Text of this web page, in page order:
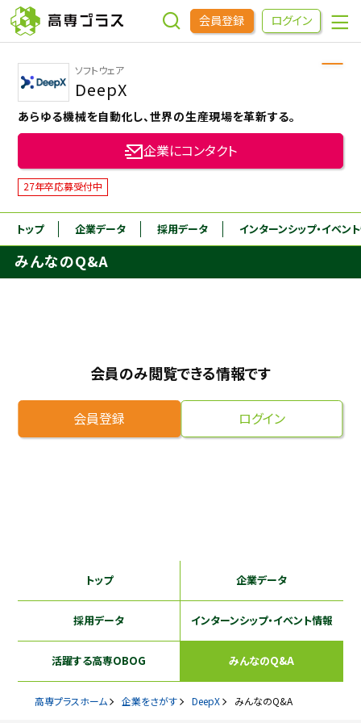
会員登録 ログイン
企業をさがす
進学先をさがす
インターンシップ・イベントをさがす
高専OBOGをさがす
9/30
ソフトウェア
DeepX
あらゆる機械を自動化し、世界の生産現場を革新する。
企業にコンタクト
27年卒応募受付中
トップ 企業データ 採用データ インターンシップ・イベン
みんなのQ&A
会員のみ閲覧できる情報です
会員登録 ログイン
トップ 企業データ
採用データ インターンシップ・イベント情報
活躍する高専OBOG みんなのQ&A
高専プラスホーム 企業をさがす DeepX みんなのQ&A